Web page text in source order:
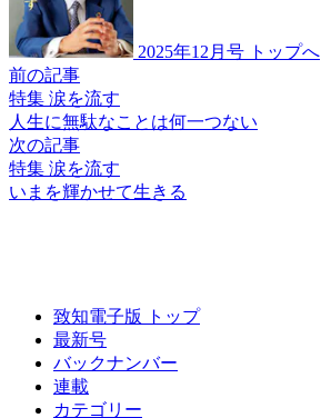
2025年12月号 トップへ
前の記事
特集 涙を流す
人生に無駄なことは何一つない
次の記事
特集 涙を流す
いまを輝かせて生きる
致知電子版 トップ
最新号
バックナンバー
連載
カテゴリー